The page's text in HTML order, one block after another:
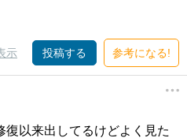
示 投稿する 参考になる!
以来出してるけどよく見た